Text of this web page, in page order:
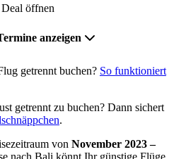
Deal öffnen
anzeigen
getrennt buchen? So funktioniert
getrennt zu buchen? Dann sichert
.
von November 2023 –
nach Bali könnt Ihr günstige Flüge